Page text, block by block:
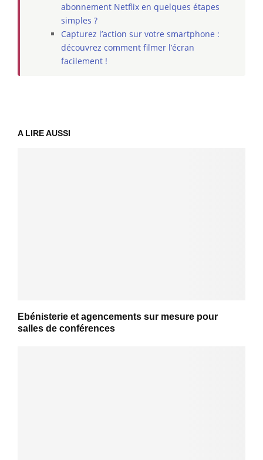
abonnement Netflix en quelques étapes
simples ?
Capturez l’action sur votre smartphone :
découvrez comment filmer l’écran
facilement !
A LIRE AUSSI
Ebénisterie et agencements sur mesure pour
salles de conférences